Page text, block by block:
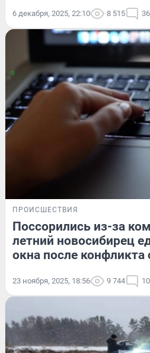
6 декабря, 2025, 22:10 8 515 36
ПРОИСШЕСТВИЯ
Поссорились из-за
летний новосибирец
окна после
23 ноября, 2025, 18:56 9 744